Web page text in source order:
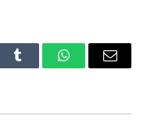
Tumblr WhatsAppEmail